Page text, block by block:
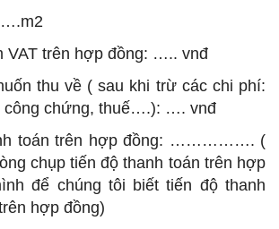
VAT trên hợp đồng: ….. vnđ
thu về ( sau khi trừ các chi phí:
công chứng, thuế….): …. vnđ
toán trên hợp đồng: ……………. (
chụp tiến độ thanh toán trên hợp
để chúng tôi biết tiến độ thanh
hợp đồng)